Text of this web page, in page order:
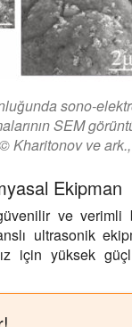
sono-
SEM
Kharitonov ve
Ekipman
ve verimli
ultrasonik
için yüksek